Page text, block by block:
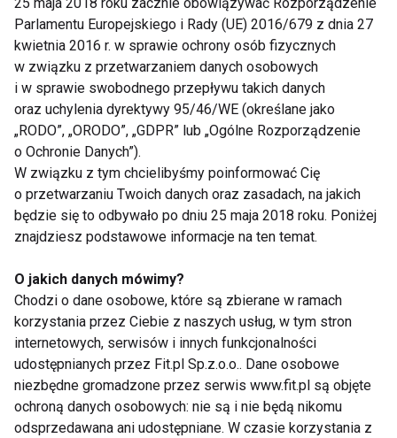
zakażeń ucha, dwóch lub więcej zapaleń płuc czy
zakażeń zatok. Ponadto objawy to także ropnie skóry,
uporczywe pleśniawki w jamie ustnej, konieczność
leczenia zakażeń dożylnymi antybiotykami, a także
nieprzybieranie na wadze lub zahamowanie
prawidłowego wzrostu. Jeżeli zostaną
zaobserwowane co najmniej 2 z tych objawów lub
czynników, dziecko powinno zostać skierowane do
immunologa – mówi dr hab. n. med. Sylwia Kołtan,
specjalistka pediatrii i immunologii klinicznej.
Skłonności do obrzęków
Obrzęki, tak jak siniaki, mogą pojawiać się w różnych
sytuacjach i z różnych przyczyn. Z tego powodu ich
diagnostyka nie zawsze jest łatwa. Zazwyczaj są
one niegroźne, ale mogą być też objawem
poważnych schorzeń układu sercowo-
Parlamentu Europejskiego i Rady (UE) 2016/679 z dnia 27
kwietnia 2016 r. w sprawie ochrony osób fizycznych
w związku z przetwarzaniem danych osobowych
i w sprawie swobodnego przepływu takich danych
oraz uchylenia dyrektywy 95/46/WE (określane jako
„RODO”, „ORODO”, „GDPR” lub „Ogólne Rozporządzenie
o Ochronie Danych”).
W związku z tym chcielibyśmy poinformować Cię
o przetwarzaniu Twoich danych oraz zasadach, na jakich
będzie się to odbywało po dniu 25 maja 2018 roku. Poniżej
znajdziesz podstawowe informacje na ten temat.
O jakich danych mówimy?
Chodzi o dane osobowe, które są zbierane w ramach
korzystania przez Ciebie z naszych usług, w tym stron
internetowych, serwisów i innych funkcjonalności
udostępnianych przez Fit.pl Sp.z.o.o.. Dane osobowe
niezbędne gromadzone przez serwis www.fit.pl są objęte
ochroną danych osobowych: nie są i nie będą nikomu
odsprzedawana ani udostępniane. W czasie korzystania z